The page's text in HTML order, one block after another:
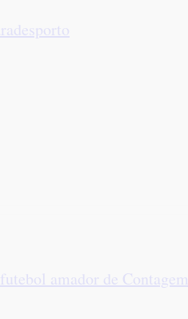
amador de Contagem